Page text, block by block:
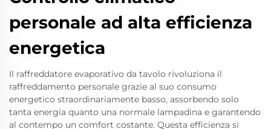
personale ad alta efficienza
energetica
Il raffreddatore evaporativo da tavolo rivoluziona il
raffreddamento personale grazie al suo consumo
energetico straordinariamente basso, assorbendo solo
tanta energia quanto una normale lampadina e garantendo
al contempo un comfort costante. Questa efficienza si